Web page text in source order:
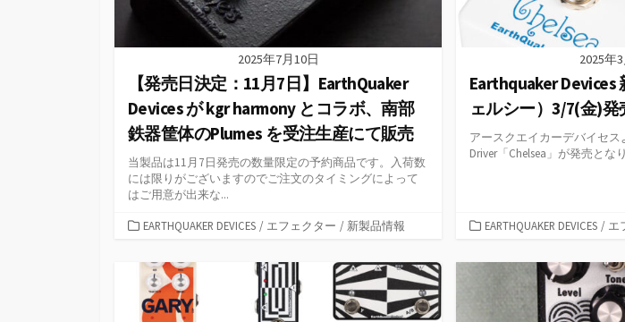
2025年7月10日
【発売日決定：11月7日】EarthQuaker
Devices が kgr harmony とコラボ、南部
鉄器筐体のPlumes を受注生産にて販売
当製品は11月7日発売の数量限定の予約商品です。入荷数
には限りがございますのでご注文のタイミングによって
はご用意が出来な...
カ
ゴ
リ
ー
EARTHQUAKER DEVICES / エフェクター / 新製品情報
2025年
Earthquaker Devices
ェルシー）3/7(金)発
アースクエイカーデバイセス
Driver「Chelsea」が発売とな
カ
ゴ
EARTHQUAKER DEVICES / エ